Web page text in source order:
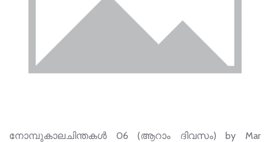
നോമ്പുകാലചിന്തകൾ 06 (ആറാം ദിവസം) by Mar